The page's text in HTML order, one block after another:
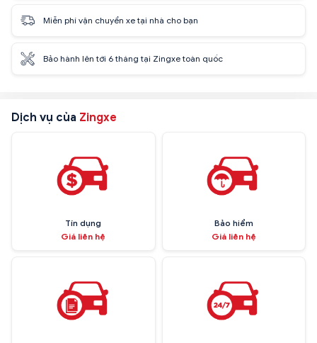
Miễn phí vận chuyển xe tại nhà cho bạn
Bảo hành lên tới 6 tháng tại Zingxe toàn quốc
Dịch vụ của Zingxe
Tín dụng
Giá liên hệ
Bảo hiểm
Giá liên hệ